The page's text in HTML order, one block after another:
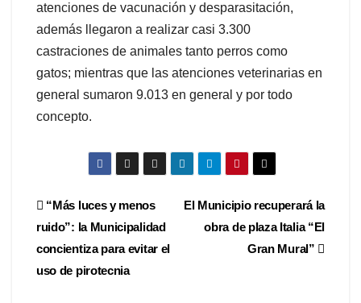
atenciones de vacunación y desparasitación,
además llegaron a realizar casi 3.300
castraciones de animales tanto perros como
gatos; mientras que las atenciones veterinarias en
general sumaron 9.013 en general y por todo
concepto.
Navegación
de
entradas
El Municipio recuperará la
obra de plaza Italia “El
Gran Mural”
“Más luces y menos
ruido”: la Municipalidad
concientiza para evitar el
uso de pirotecnia